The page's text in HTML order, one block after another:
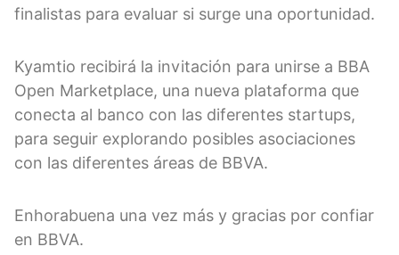
finalistas para evaluar si surge una oportunidad.
Kyamtio recibirá la invitación para unirse a BBA
Open Marketplace, una nueva plataforma que
conecta al banco con las diferentes startups,
para seguir explorando posibles asociaciones
con las diferentes áreas de BBVA.
Enhorabuena una vez más y gracias por confiar
en BBVA.